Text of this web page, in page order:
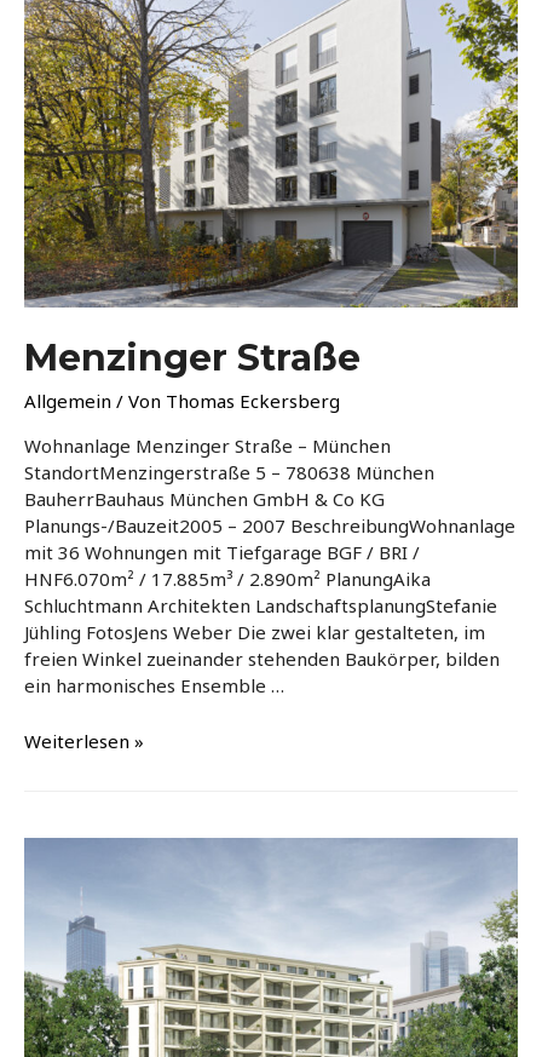
Menzinger Straße
Allgemein / Von Thomas Eckersberg
Wohnanlage Menzinger Straße – München
StandortMenzingerstraße 5 – 780638 München
BauherrBauhaus München GmbH & Co KG
Planungs-/Bauzeit2005 – 2007 BeschreibungWohnanlage
mit 36 Wohnungen mit Tiefgarage BGF / BRI /
HNF6.070m² / 17.885m³ / 2.890m² PlanungAika
Schluchtmann Architekten LandschaftsplanungStefanie
Jühling FotosJens Weber Die zwei klar gestalteten, im
freien Winkel zueinander stehenden Baukörper, bilden
ein harmonisches Ensemble …
Menzinger
Weiterlesen »